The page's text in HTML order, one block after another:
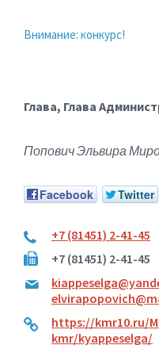
Внимание: конкурс!
Глава, Глава
Попович Эльвира
Facebook Twitter
+7 (81451) 2-41-45
+7 (81451) 2-41-45
https://kmr10.ru/
kmr/kyappeselga/